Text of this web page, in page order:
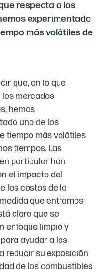
respecta a los
experimentado
más volátiles de
que, en lo que
los mercados
hemos
uno de los
tiempo más volátiles
tiempos. Las
particular han
el impacto del
los costos de la
que entramos
claro que se
enfoque limpio y
ayudar a las
reducir su exposición
de los combustibles